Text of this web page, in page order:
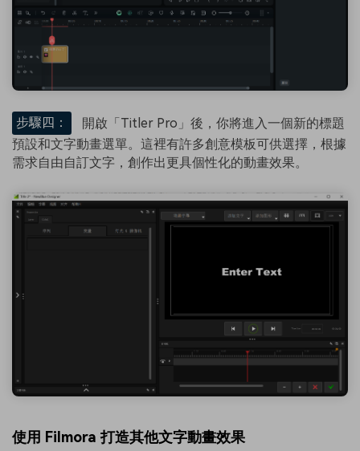
步驟四：
開啟「Titler Pro」後，你將進入一個新的標題
預設和文字動畫選單。這裡有許多創意模板可供選擇，根據
需求自由自訂文字，創作出更具個性化的動畫效果。
使用 Filmora 打造其他文字動畫效果